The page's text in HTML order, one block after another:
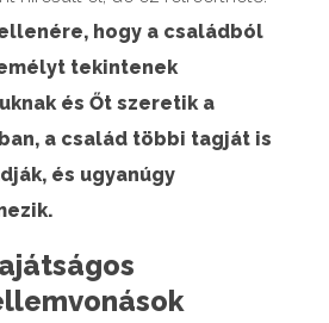
hogy a családból
tekintenek
és Őt szeretik a
a család többi tagját is
és ugyanúgy